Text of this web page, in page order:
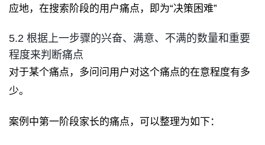
应地，在搜索阶段的用户痛点，即为“决策困难”
5.2 根据上一步骤的兴奋、满意、不满的数量和重要
程度来判断痛点
对于某个痛点，多问问用户对这个痛点的在意程度有多
少。
案例中第一阶段家长的痛点，可以整理为如下：